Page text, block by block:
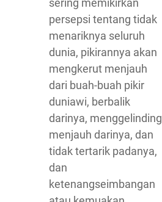
sering memikirkan
persepsi tentang tidak
menariknya seluruh
dunia, pikirannya akan
mengkerut menjauh
dari buah-buah pikir
duniawi, berbalik
darinya, menggelinding
menjauh darinya, dan
tidak tertarik padanya,
dan
ketenangseimbangan